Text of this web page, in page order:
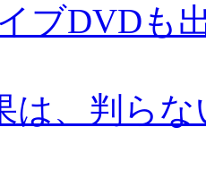
ブDVDも
は、判ら